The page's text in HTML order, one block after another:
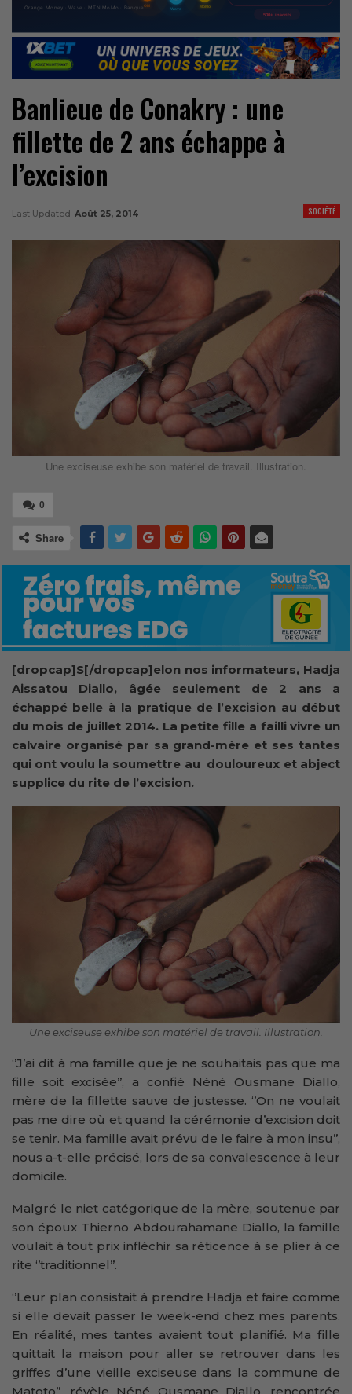
Banlieue de Conakry : une
fillette de 2 ans échappe à
l’excision
SOCIÉTÉ
Last Updated Août 25, 2014
Une exciseuse exhibe son matériel de travail. Illustration.
0
Share
[dropcap]S[/dropcap]elon nos informateurs, Hadja
Aissatou Diallo, âgée seulement de 2 ans a
échappé belle à la pratique de l’excision au début
du mois de juillet 2014. La petite fille a failli vivre un
calvaire organisé par sa grand-mère et ses tantes
qui ont voulu la soumettre au douloureux et abject
supplice du rite de l’excision.
Une exciseuse exhibe son matériel de travail. Illustration.
‘’J’ai dit à ma famille que je ne souhaitais pas que ma
fille soit excisée’’, a confié Néné Ousmane Diallo,
mère de la fillette sauve de justesse. ‘’On ne voulait
pas me dire où et quand la cérémonie d’excision doit
se tenir. Ma famille avait prévu de le faire à mon insu’’,
nous a-t-elle précisé, lors de sa convalescence à leur
domicile.
Malgré le niet catégorique de la mère, soutenue par
son époux Thierno Abdourahamane Diallo, la famille
voulait à tout prix infléchir sa réticence à se plier à ce
rite ‘’traditionnel’’.
‘’Leur plan consistait à prendre Hadja et faire comme
si elle devait passer le week-end chez mes parents.
En réalité, mes tantes avaient tout planifié. Ma fille
quittait la maison pour aller se retrouver dans les
griffes d’une vieille exciseuse dans la commune de